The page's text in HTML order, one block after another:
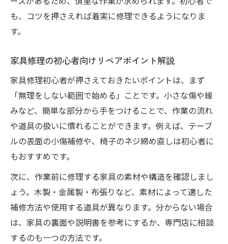
も、コツを押さえれば着実に修理できるようになりま
す。
家具修理の初心者向けリペアポイント解説
家具修理初心者が押さえておきたいポイントは、まず
「無理をしない範囲で始める」ことです。小さな傷や緩
みなど、簡単な部分から手をつけることで、作業の流れ
や道具の扱いに慣れることができます。例えば、テーブ
ルの表面の小傷補修や、椅子のネジ締め直しは初心者に
もおすすめです。
次に、作業前に修理する家具の素材や構造を確認しまし
ょう。木製・金属製・布張りなど、素材によって適した
補修方法や使用する道具が異なります。分からない場合
は、家具の裏面や説明書を参考にするか、専門店に相談
するのも一つの方法です。